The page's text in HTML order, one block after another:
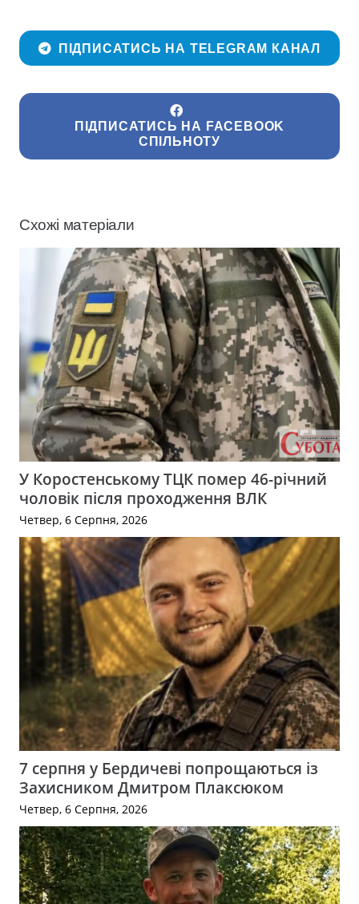
ПІДПИСАТИСЬ НА TELEGRAM КАНАЛ
ПІДПИСАТИСЬ НА FACEBOOK
СПІЛЬНОТУ
Схожі матеріали
У Коростенському ТЦК помер 46-річний
чоловік після проходження ВЛК
Четвер, 6 Серпня, 2026
7 серпня у Бердичеві попрощаються із
Захисником Дмитром Плаксюком
Четвер, 6 Серпня, 2026